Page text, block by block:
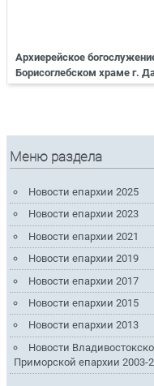
Архиерейское
Борисоглебском храме г.
Меню раздела
Новости епархии 2025
Новости епархии 2023
Новости епархии 2021
Новости епархии 2019
Новости епархии 2017
Новости епархии 2015
Новости епархии 2013
Новости
Приморской епархии 2003-